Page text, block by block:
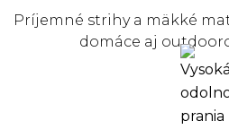
Príjemné strihy a mäkké
domáce aj